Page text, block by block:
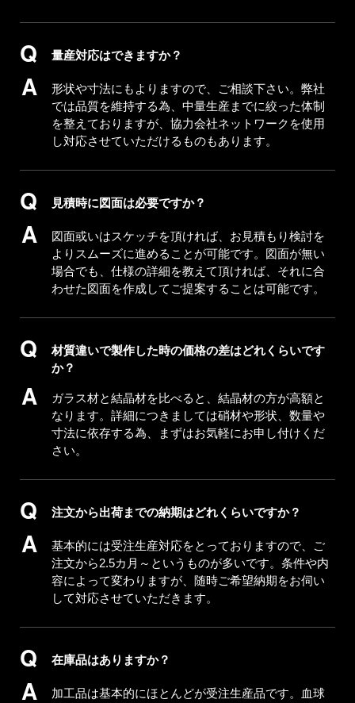
量産対応はできますか？
形状や寸法にもよりますので、ご相談下さい。弊社
では品質を維持する為、中量生産までに絞った体制
を整えておりますが、協力会社ネットワークを使用
し対応させていただけるものもあります。
見積時に図面は必要ですか？
図面或いはスケッチを頂ければ、お見積もり検討を
よりスムーズに進めることが可能です。図面が無い
場合でも、仕様の詳細を教えて頂ければ、それに合
わせた図面を作成してご提案することは可能です。
材質違いで製作した時の価格の差はどれくらいです
か？
ガラス材と結晶材を比べると、結晶材の方が高額と
なります。詳細につきましては硝材や形状、数量や
寸法に依存する為、まずはお気軽にお申し付けくだ
さい。
注文から出荷までの納期はどれくらいですか？
基本的には受注生産対応をとっておりますので、ご
注文から2.5カ月～というものが多いです。条件や内
容によって変わりますが、随時ご希望納期をお伺い
して対応させていただきます。
在庫品はありますか？
加工品は基本的にほとんどが受注生産品です。血球